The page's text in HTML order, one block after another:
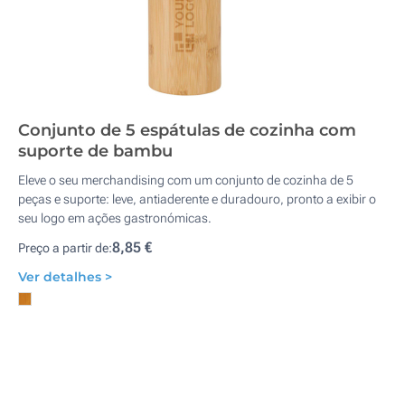
Conjunto de 5 espátulas de cozinha com
suporte de bambu
Eleve o seu merchandising com um conjunto de cozinha de 5
peças e suporte: leve, antiaderente e duradouro, pronto a exibir o
seu logo em ações gastronómicas.
Preço a partir de:8,85 €
Ver detalhes >